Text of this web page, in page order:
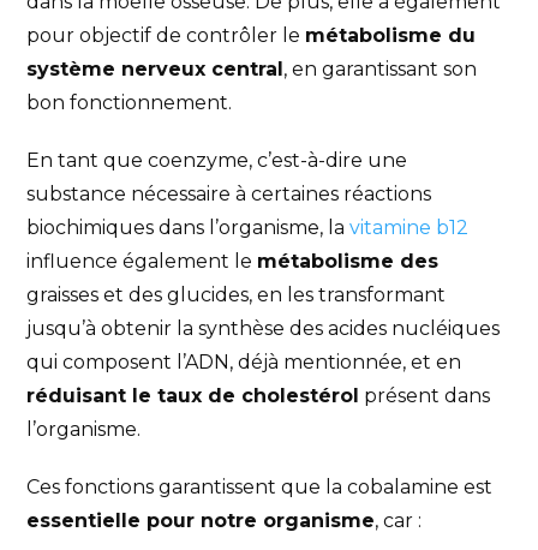
pour objectif de contrôler le métabolisme du
système nerveux central, en garantissant son
bon fonctionnement.
En tant que coenzyme, c’est-à-dire une
substance nécessaire à certaines réactions
biochimiques dans l’organisme, lavitamine b12
influence également le métabolisme des
graisses et des glucides, en les transformant
jusqu’à obtenir la synthèse des acides nucléiques
qui composent l’ADN, déjà mentionnée, et en
réduisant le taux de cholestérol présent dans
l’organisme.
Ces fonctions garantissent que la cobalamine est
essentielle pour notre organisme, car :